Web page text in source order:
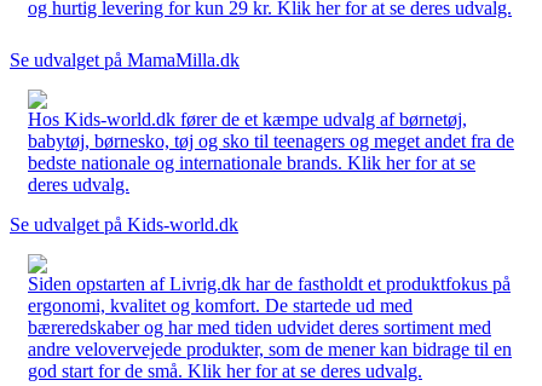
og hurtig levering for kun 29 kr. Klik her for at se deres udvalg.
Se udvalget på MamaMilla.dk
Hos Kids-world.dk fører de et kæmpe udvalg af børnetøj,
babytøj, børnesko, tøj og sko til teenagers og meget andet fra de
bedste nationale og internationale brands. Klik her for at se
deres udvalg.
Se udvalget på Kids-world.dk
Siden opstarten af Livrig.dk har de fastholdt et produktfokus på
ergonomi, kvalitet og komfort. De startede ud med
bæreredskaber og har med tiden udvidet deres sortiment med
andre velovervejede produkter, som de mener kan bidrage til en
god start for de små. Klik her for at se deres udvalg.